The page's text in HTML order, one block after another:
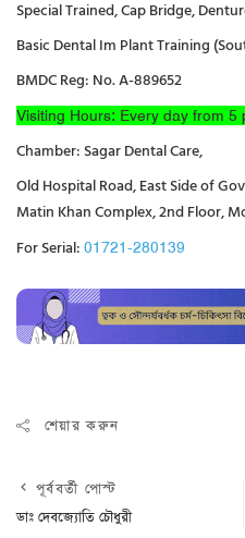
Special Trained, Cap Bridge,
Basic Dental Im Plant Training
BMDC Reg: No. A-889652
Visiting Hours: Every day from 5
Chamber: Sagar Dental Care,
Old Hospital Road, East Side of
Matin Khan Complex, 2nd Floor,
For Serial: 01721-280139
শেয়ার করুন
পূর্ববর্তী পোস্ট
ডাঃ দেবজ্যোতি চৌধুরী